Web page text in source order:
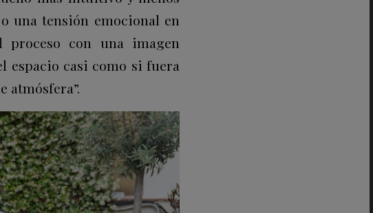
una tensión emocional en
proceso con una imagen
espacio casi como si fuera
atmósfera”.